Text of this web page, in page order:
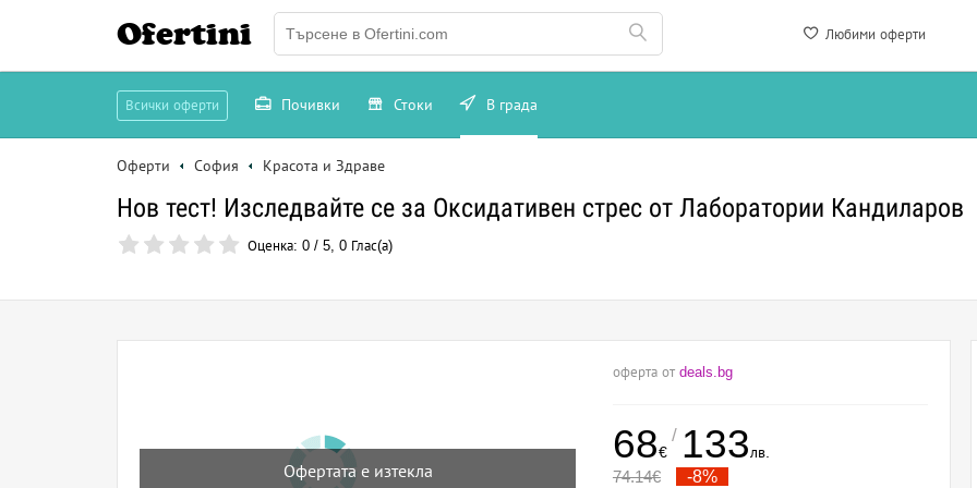
Любими оферти
Ofertini
Всички оферти Почивки Стоки В града
Оферти София Красота и Здраве
Нов тест! Изследвайте се за Оксидативен стрес от Лаборатории Кандиларов
Оценка: 0 / 5, 0 Глас(а)
Офертата е изтекла
оферта от deals.bg
68€
/ 133лв.
74.14€ -8%